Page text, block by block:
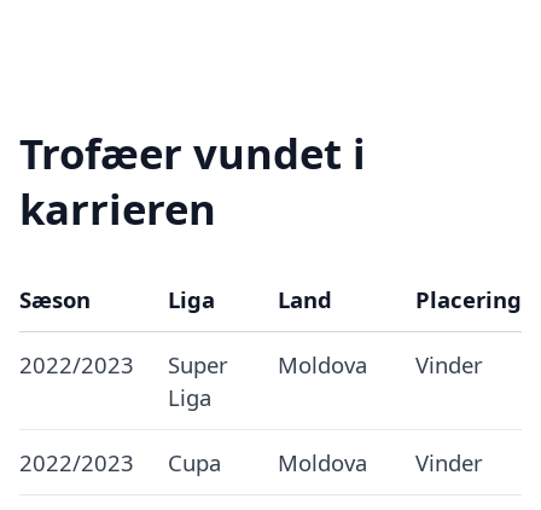
Trofæer vundet i
karrieren
Sæson Liga Land Placering
2022/2023
Super
Liga
Moldova Vinder
2022/2023 Cupa Moldova Vinder